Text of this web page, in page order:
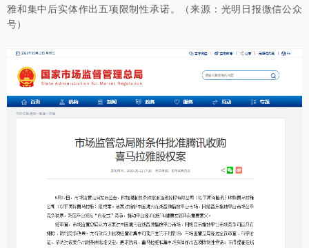
雅和集中后实体作出五项限制性承诺。（来源：光明日报微信公众
号）